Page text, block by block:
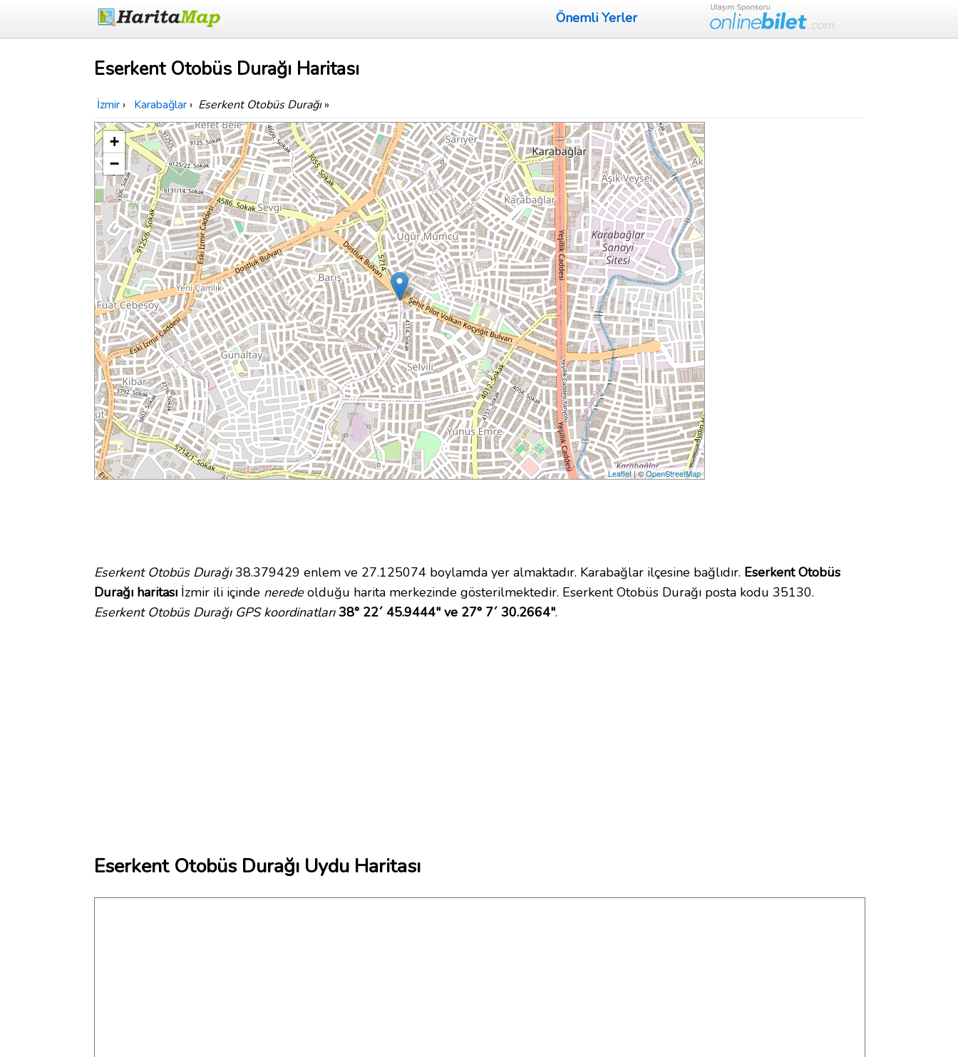
Önemli Yerler
Eserkent Otobüs Durağı Haritası
İzmir › Karabağlar › Eserkent Otobüs Durağı»
+
−
Leaflet| ©OpenStreetMap
Eserkent Otobüs Durağı38.379429 enlem ve 27.125074 boylamda yer almaktadır. Karabağlar ilçesine bağlıdır. Eserkent Otobüs
Durağı haritası İzmir ili içinde neredeolduğu harita merkezinde gösterilmektedir. Eserkent Otobüs Durağı posta kodu 35130.
Eserkent Otobüs Durağı GPS koordinatları 38° 22´ 45.9444" ve 27° 7´ 30.2664".
Eserkent Otobüs Durağı Uydu Haritası